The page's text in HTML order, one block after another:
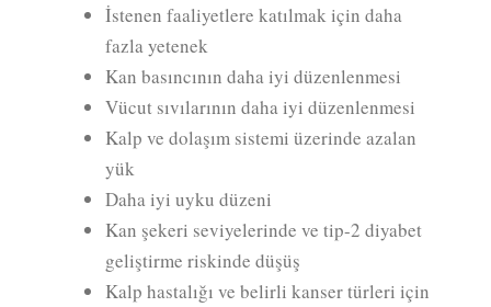
İstenen faaliyetlere katılmak için daha
fazla yetenek
Kan basıncının daha iyi düzenlenmesi
Vücut sıvılarının daha iyi düzenlenmesi
Kalp ve dolaşım sistemi üzerinde azalan
yük
Daha iyi uyku düzeni
Kan şekeri seviyelerinde ve tip-2 diyabet
geliştirme riskinde düşüş
Kalp hastalığı ve belirli kanser türleri için